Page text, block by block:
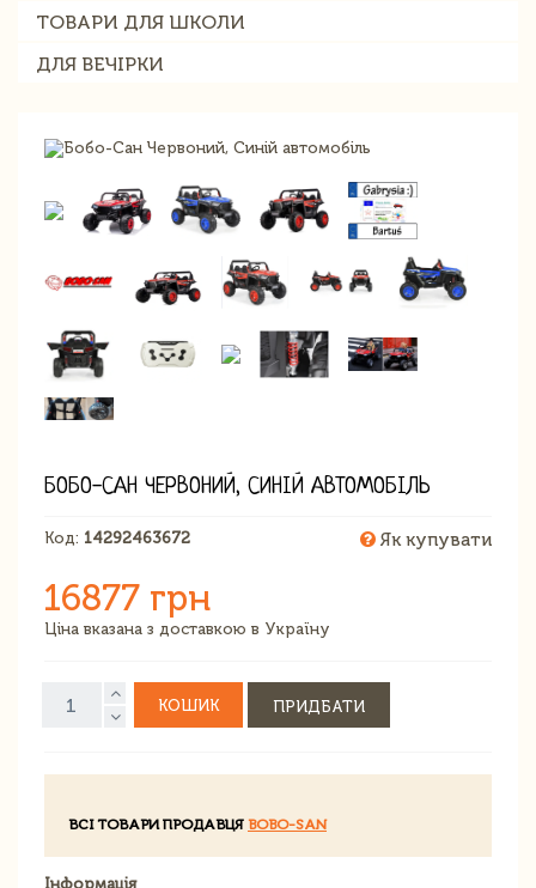
ТОВАРИ ДЛЯ ШКОЛИ
ДЛЯ ВЕЧІРКИ
БОБО-САН ЧЕРВОНИЙ, СИНІЙ АВТОМОБІЛЬ
Код: 14292463672 Як купувати
16877 грн
Ціна вказана з доставкою в Україну
КОШИК ПРИДБАТИ
ВСІ ТОВАРИ ПРОДАВЦЯ BOBO-SAN
Інформація